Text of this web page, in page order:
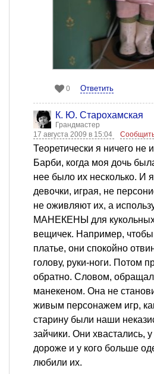
0 Ответить
К. Ю. Старохамская
Грандмастер
17 августа 2009 в 15:04
Теоретически я ничего не
Барби, когда моя дочь
нее было их несколько. И
девочки, играя, не
не оживляют их, а
МАНЕКЕНЫ для кукольных
вещичек. Например, чтобы
платье, они спокойно
голову, руки-ноги. Потом
обратно. Словом,
манекеном. Она не
живым персонажем игр,
старину были наши
зайчики. Они хвастались,
дороже и у кого больше
любили их.